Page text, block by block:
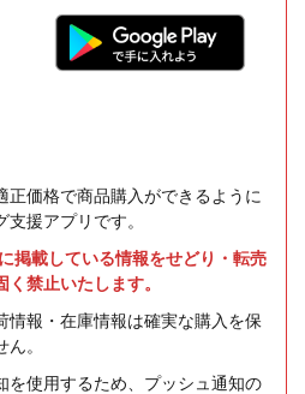
正価格で商品購入ができるように
援アプリです。
掲載している情報をせどり・転売
禁止いたします。
情報・在庫情報は確実な購入を保
。
を使用するため、プッシュ通知の